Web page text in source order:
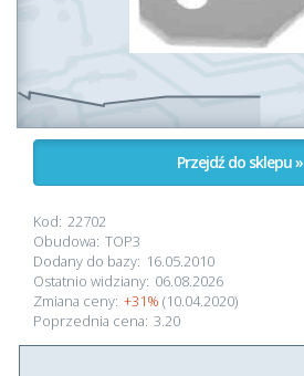
Przejdź do sklepu »
Kod: 22702
Obudowa: TOP3
Dodany do bazy: 16.05.2010
Ostatnio widziany: 06.08.2026
Zmiana ceny: +31% (10.04.2020)
Poprzednia cena: 3.20